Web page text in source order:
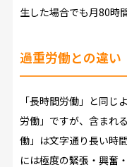
生した場合でも月80時
過重労働との違い
「長時間労働」と同じ
労働」ですが、含まれ
働」は文字通り長い時
には極度の緊張・興奮